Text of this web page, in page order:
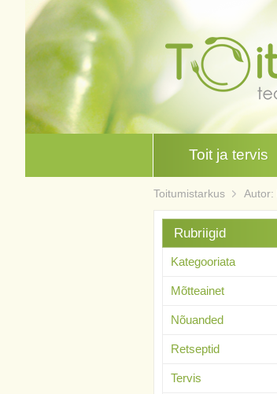
Toit ja tervis
Toitumistarkus Autor:
Rubriigid
Kategooriata
Mõtteainet
Nõuanded
Retseptid
Tervis